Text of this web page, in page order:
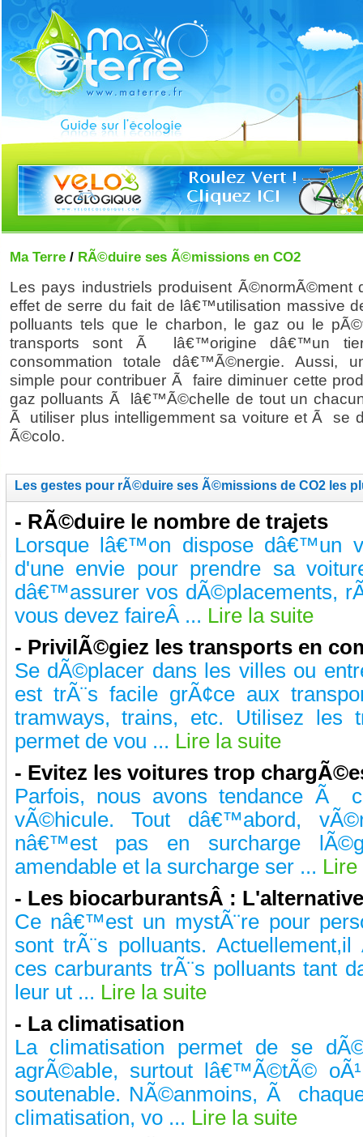
Ma Terre/ RÃ©duire ses Ã©missions en CO2
Les pays industriels produisent
effet de serre du fait de lâ€™utilisation massive
polluants tels que le charbon, le gaz ou le
transports sont Ã lâ€™origine dâ€™un
consommation totale dâ€™Ã©nergie. Aussi,
simple pour contribuer Ã faire diminuer cette
gaz polluants Ã lâ€™Ã©chelle de tout un
Ã utiliser plus intelligemment sa voiture et Ã se
Ã©colo.
Les gestes pour rÃ©duire ses Ã©missions de CO2 les
- RÃ©duire le nombre de trajets
Lorsque lâ€™on dispose dâ€™un
d'une envie pour prendre sa
dâ€™assurer vos dÃ©placements,
vous devez faireÂ ... Lire la suite
- PrivilÃ©giez les transports en
Se dÃ©placer dans les villes ou
est trÃ¨s facile grÃ¢ce aux
tramways, trains, etc. Utilisez les
permet de vou ... Lire la suite
- Evitez les voitures trop
Parfois, nous avons tendance Ã
vÃ©hicule. Tout dâ€™abord,
nâ€™est pas en surcharge
amendable et la surcharge ser ... Lire
- Les biocarburantsÂ : L'alternative
Ce nâ€™est un mystÃ¨re pour
sont trÃ¨s polluants.
ces carburants trÃ¨s polluants tant
leur ut ... Lire la suite
- La climatisation
La climatisation permet de se
agrÃ©able, surtout lâ€™Ã©tÃ©
soutenable. NÃ©anmoins, Ã
climatisation, vo ... Lire la suite